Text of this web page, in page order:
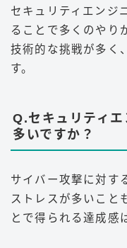
セキュリティエンジ
ることで多くのやり
技術的な挑戦が多く
す。
Q.セキュリティ
多いですか？
サイバー攻撃に対す
ストレスが多いこと
とで得られる達成感